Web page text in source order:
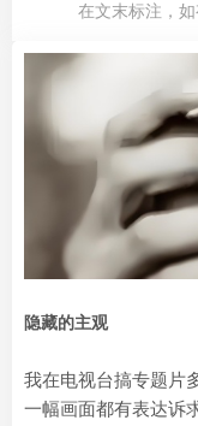
在文末标注，如
隐藏的主观
我在电视台搞专题片
一幅画面都有表达诉